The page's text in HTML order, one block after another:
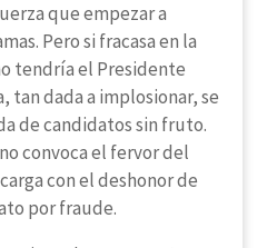
que empezar a
Pero si fracasa en la
tendría el Presidente
tan dada a implosionar, se
de candidatos sin fruto.
convoca el fervor del
con el deshonor de
por fraude.